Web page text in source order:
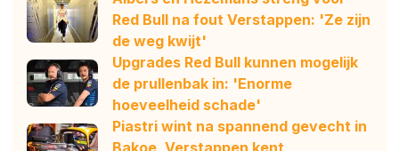
Red Bull na fout Verstappen: 'Ze zijn
de weg kwijt'
Upgrades Red Bull kunnen mogelijk
de prullenbak in: 'Enorme
hoeveelheid schade'
Piastri wint na spannend gevecht in
Bakoe, Verstappen kent